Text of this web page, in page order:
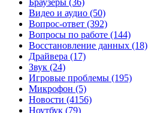
Браузеры (36)
Видео и аудио (50)
Вопрос-ответ (392)
Вопросы по работе (144)
Восстановление данных (18)
Драйвера (17)
Звук (24)
Игровые проблемы (195)
Микрофон (5)
Новости (4156)
Ноутбук (79)